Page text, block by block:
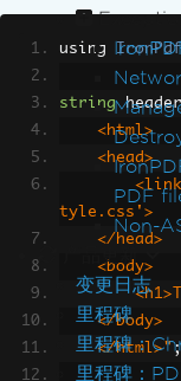
PDF
Non-
产品更新
变更日志
里程碑
里程碑：
里程碑：
using IronPdf
string
    <html>
    <head>
tyle.css'>
    </head>
    <body>
    </body>
    </html>"
;